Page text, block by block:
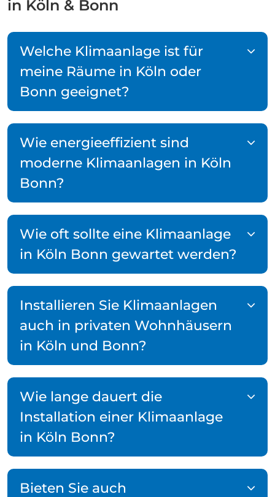
in Köln & Bonn
Welche Klimaanlage ist für
meine Räume in Köln oder
Bonn geeignet?
Wie energieeffizient sind
moderne Klimaanlagen in Köln
Bonn?
Wie oft sollte eine Klimaanlage
in Köln Bonn gewartet werden?
Installieren Sie Klimaanlagen
auch in privaten Wohnhäusern
in Köln und Bonn?
Wie lange dauert die
Installation einer Klimaanlage
in Köln Bonn?
Bieten Sie auch